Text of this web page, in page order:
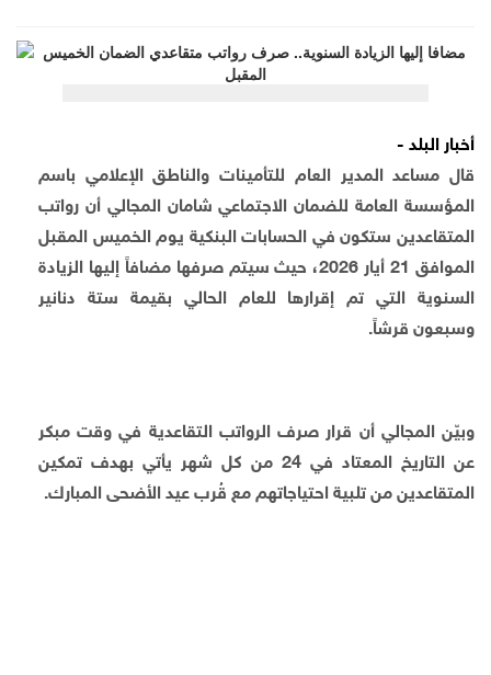
أخبار البلد -
قال مساعد المدير العام للتأمينات والناطق الإعلامي باسم
المؤسسة العامة للضمان الاجتماعي شامان المجالي أن رواتب
المتقاعدين ستكون في الحسابات البنكية يوم الخميس المقبل
الموافق 21 أيار 2026، حيث سيتم صرفها مضافاً إليها الزيادة
السنوية التي تم إقرارها للعام الحالي بقيمة ستة دنانير
وسبعون قرشاً.
وبيّن المجالي أن قرار صرف الرواتب التقاعدية في وقت مبكر
عن التاريخ المعتاد في 24 من كل شهر يأتي بهدف تمكين
المتقاعدين من تلبية احتياجاتهم مع قُرب عيد الأضحى المبارك.